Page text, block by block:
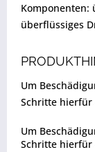
Komponenten:
überflüssiges
Um
Schritte hierfür
Um
Schritte hierfür